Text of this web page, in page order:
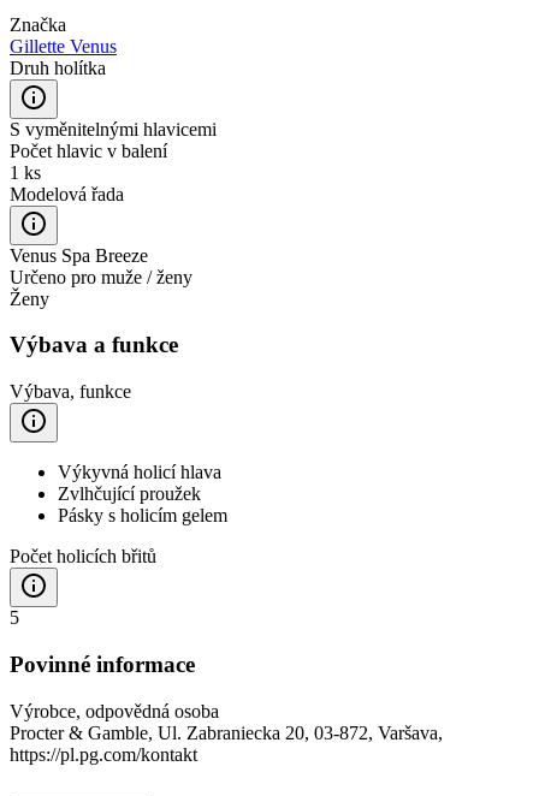
Značka
Gillette Venus
Druh holítka
S vyměnitelnými hlavicemi
Počet hlavic v balení
1 ks
Modelová řada
Venus Spa Breeze
Určeno pro muže / ženy
Ženy
Výbava a funkce
Výbava, funkce
Výkyvná holicí hlava
Zvlhčující proužek
Pásky s holicím gelem
Počet holicích břitů
5
Povinné informace
Výrobce, odpovědná osoba
Procter & Gamble, Ul. Zabraniecka 20, 03-872, Varšava,
https://pl.pg.com/kontakt